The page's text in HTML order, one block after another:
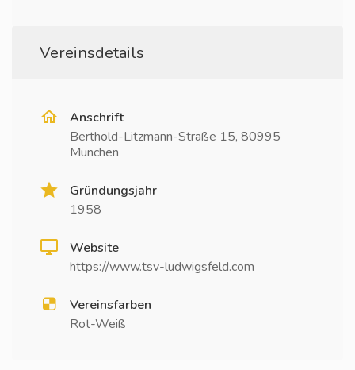
Vereinsdetails
Anschrift
Berthold-Litzmann-Straße 15, 80995
München
Gründungsjahr
1958
Website
https://www.tsv-ludwigsfeld.com
Vereinsfarben
Rot-Weiß